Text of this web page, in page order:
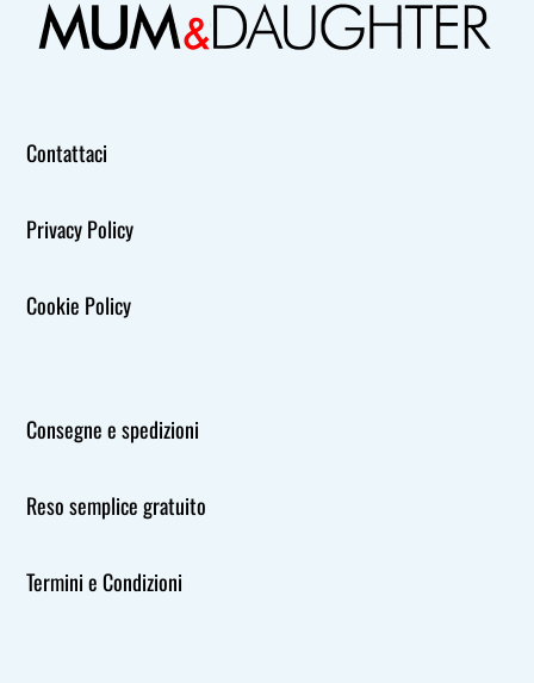
Contattaci
Privacy Policy
Cookie Policy
Consegne e spedizioni
Reso semplice gratuito
Termini e Condizioni